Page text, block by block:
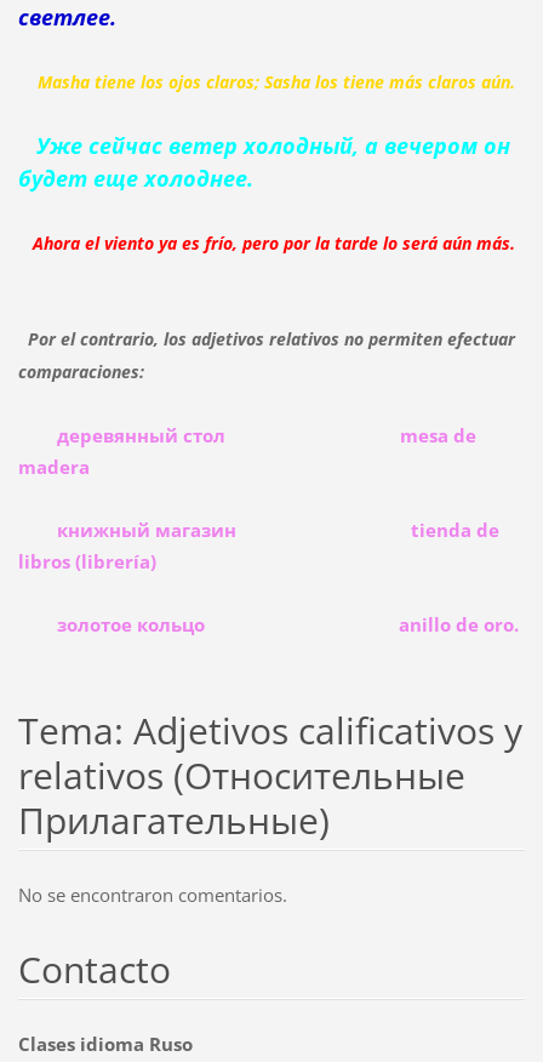
светлее.
Masha tiene los ojos claros; Sasha los tiene más claros aún.
Уже сейчас ветер холодный, а вечером он
будет еще холоднее.
Ahora el viento ya es frío, pero por la tarde lo será aún más.
Por el contrario, los adjetivos relativos no permiten efectuar
comparaciones:
деревянный стол mesa de
madera
книжный магазин tienda de
libros (librería)
золотое кольцо anillo de oro.
Tema: Adjetivos calificativos y
relativos (Относительные
Прилагательные)
No se encontraron comentarios.
Contacto
Clases idioma Ruso